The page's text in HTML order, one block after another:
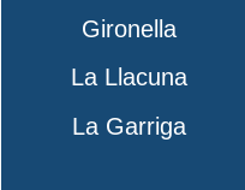
Gironella
La Llacuna
La Garriga